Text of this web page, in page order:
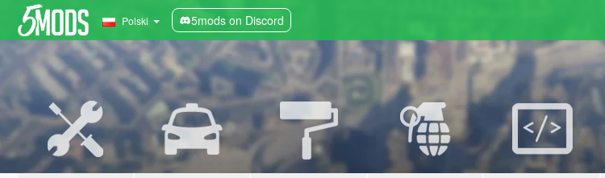
Polski 5mods on Discord